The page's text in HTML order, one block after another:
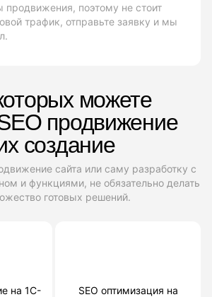
продвижения, поэтому не стоит
трафик, отправьте заявку и мы
можете
продвижение
создание
сайта или саму разработку с
и функциями, не обязательно делать
готовых решений.
на 1С-
SEO оптимизация на